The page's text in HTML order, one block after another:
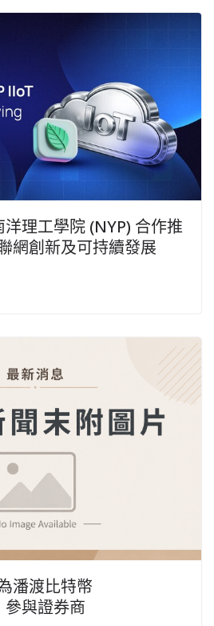
理工學院 (NYP) 合作推
網創新及可持續發展
潘渡比特幣
參與證券商